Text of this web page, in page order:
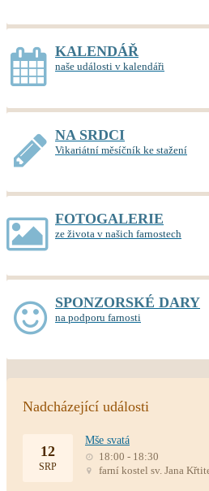
KALENDÁŘ
naše události v kalendáři
NA SRDCI
Vikariátní měsíčník ke stažení
FOTOGALERIE
ze života v našich farnostech
SPONZORSKÉ DARY
na podporu farnosti
Nadcházející události
12
SRP
Mše svatá
18:00 - 18:30
farní kostel sv. Jana